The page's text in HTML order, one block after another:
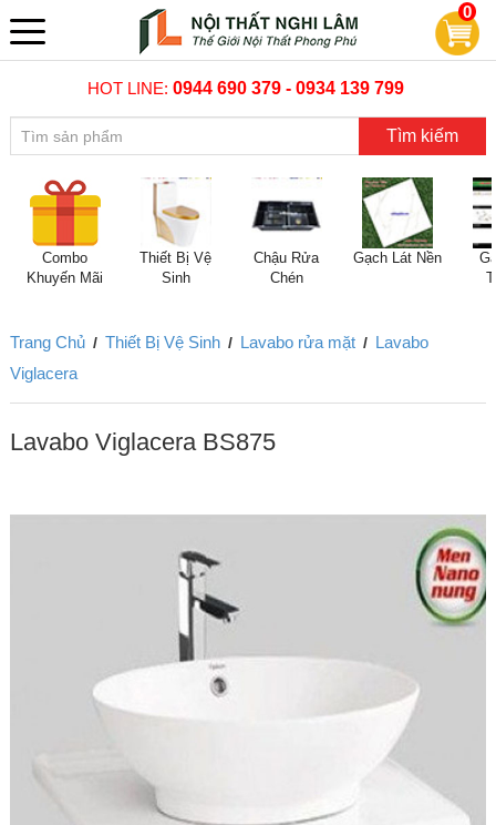
0
HOT LINE:0944 690 379 - 0934 139 799
Tìm kiếm
Combo
Khuyến Mãi
Thiết Bị Vệ
Sinh
Chậu Rửa
Chén
Gạch Lát Nền
Trang Chủ / Thiết Bị Vệ Sinh / Lavabo rửa mặt / Lavabo
Viglacera
Lavabo Viglacera BS875